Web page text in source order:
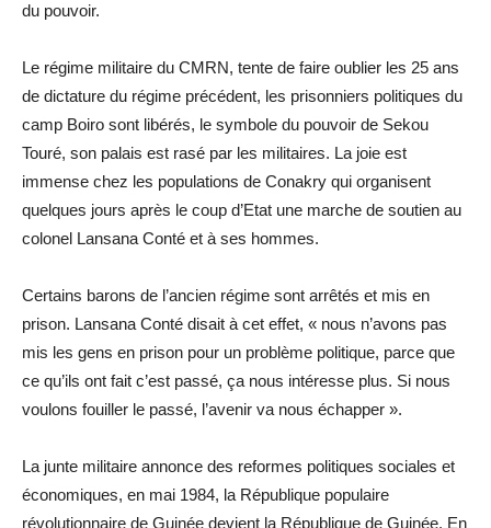
du pouvoir.
Le régime militaire du CMRN, tente de faire oublier les 25 ans
de dictature du régime précédent, les prisonniers politiques du
camp Boiro sont libérés, le symbole du pouvoir de Sekou
Touré, son palais est rasé par les militaires. La joie est
immense chez les populations de Conakry qui organisent
quelques jours après le coup d’Etat une marche de soutien au
colonel Lansana Conté et à ses hommes.
Certains barons de l’ancien régime sont arrêtés et mis en
prison. Lansana Conté disait à cet effet, « nous n’avons pas
mis les gens en prison pour un problème politique, parce que
ce qu’ils ont fait c’est passé, ça nous intéresse plus. Si nous
voulons fouiller le passé, l’avenir va nous échapper ».
La junte militaire annonce des reformes politiques sociales et
économiques, en mai 1984, la République populaire
révolutionnaire de Guinée devient la République de Guinée. En